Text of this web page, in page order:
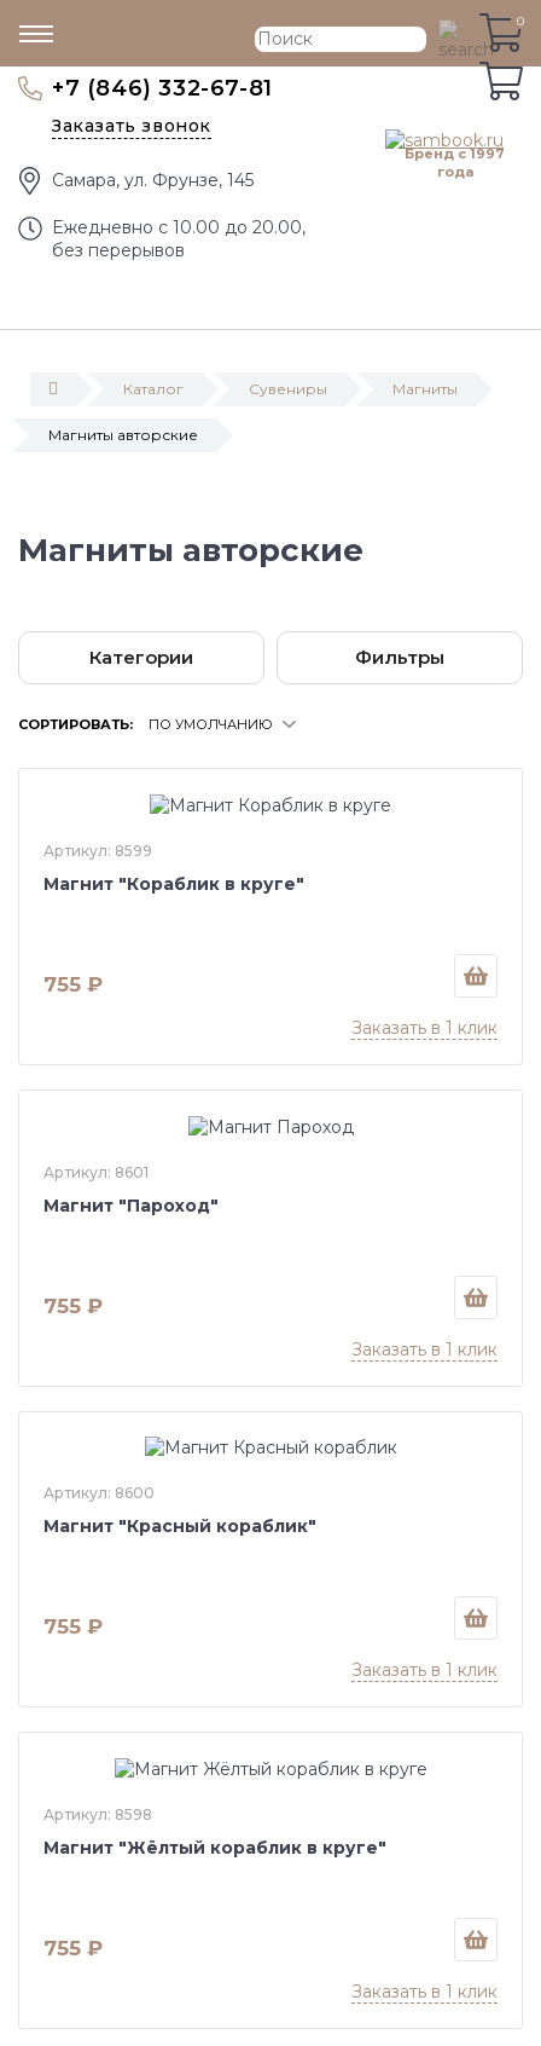
Бренд с 1997
года
+7 (846) 332-67-81
Заказать звонок
Самара, ул. Фрунзе, 145
Eжедневно с 10.00 до 20.00,
без перерывов
0
0
Каталог Сувениры Магниты
Магниты авторские
Магниты авторские
Категории Фильтры
СОРТИРОВАТЬ: ПО УМОЛЧАНИЮ
Артикул: 8599
Магнит "Кораблик в круге"
755 ₽
Заказать в 1 клик
Артикул: 8601
Магнит "Пароход"
755 ₽
Заказать в 1 клик
Артикул: 8600
Магнит "Красный кораблик"
755 ₽
Заказать в 1 клик
Артикул: 8598
Магнит "Жёлтый кораблик в круге"
755 ₽
Заказать в 1 клик